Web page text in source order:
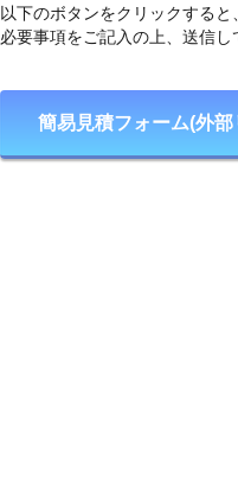
以下のボタンをクリックする
必要事項をご記入の上、送信し
簡易見積フォーム(外部